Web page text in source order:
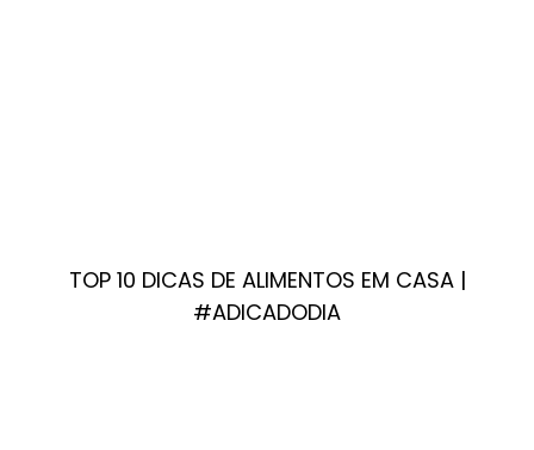
TOP 10 DICAS DE ALIMENTOS EM CASA |
#ADICADODIA